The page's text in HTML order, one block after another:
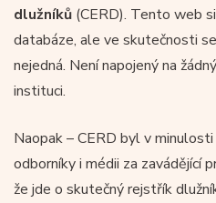
dlužníků (CERD). Tento web
databáze, ale ve skutečnosti
nejedná. Není napojený na
instituci.
Naopak – CERD byl v
odborníky i médii za zavádějící
že jde o skutečný rejstřík